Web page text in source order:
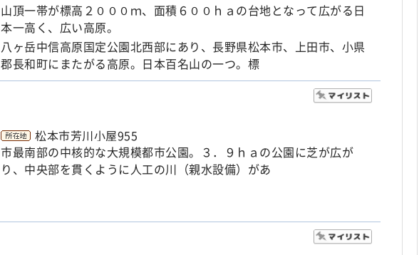
山頂一帯が標高２０００ｍ、面積６００ｈａの台地となって広がる日
本一高く、広い高原。
八ヶ岳中信高原国定公園北西部にあり、長野県松本市、上田市、小県
郡長和町にまたがる高原。日本百名山の一つ。標
松本市芳川小屋955
市最南部の中核的な大規模都市公園。３．９ｈａの公園に芝が広が
り、中央部を貫くように人工の川（親水設備）があ